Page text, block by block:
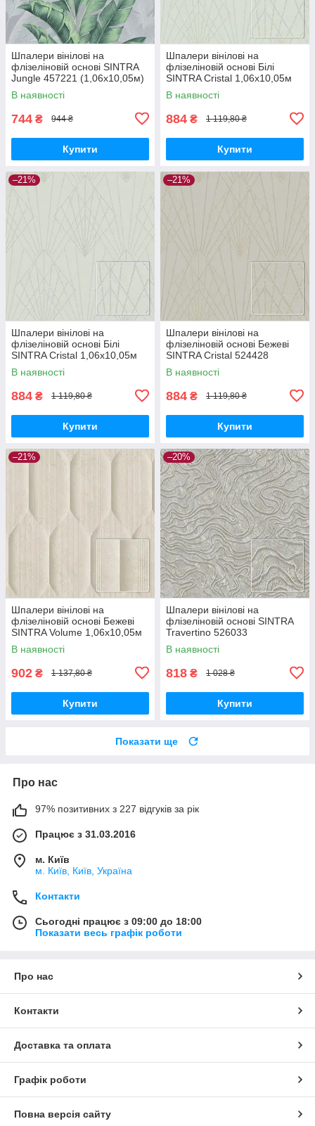
Шпалери вінілові на
флізеліновій основі SINTRA
Jungle 457221 (1,06х10,05м)
В наявності
744 ₴ 944 ₴
Купити
Шпалери вінілові на
флізеліновій основі Білі
SINTRA Cristal 1,06х10,05м
(524404)
В наявності
884 ₴ 1 119,80 ₴
Купити
–21%
Шпалери вінілові на
флізеліновій основі Білі
SINTRA Cristal 1,06х10,05м
(524411)
В наявності
884 ₴ 1 119,80 ₴
Купити
–21%
Шпалери вінілові на
флізеліновій основі Бежеві
SINTRA Cristal 524428
(1,06х10,05м)
В наявності
884 ₴ 1 119,80 ₴
Купити
–21%
Шпалери вінілові на
флізеліновій основі Бежеві
SINTRA Volume 1,06х10,05м
(526217)
В наявності
902 ₴ 1 137,80 ₴
Купити
–20%
Шпалери вінілові на
флізеліновій основі SINTRA
Travertino 526033
(1,06х10,05м)
В наявності
818 ₴ 1 028 ₴
Купити
Показати ще
Про нас
97% позитивних з 227 відгуків за рік
Працює з 31.03.2016
м. Київ
м. Київ, Київ, Україна
Контакти
Сьогодні працює з 09:00 до 18:00
Показати весь графік роботи
Про нас
Контакти
Доставка та оплата
Графік роботи
Повна версія сайту